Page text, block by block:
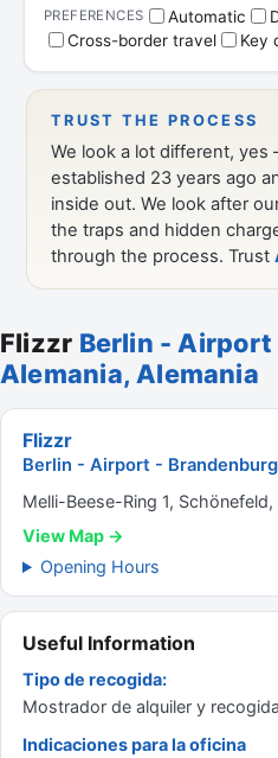
Flizzr Berlin - Airport
Alemania, Alemania
Flizzr
Berlin - Airport -
Melli-Beese-Ring 1,
View Map →
Opening Hours
Useful Information
Tipo de recogida:
Mostrador de alquiler y
Indicaciones para la oficina